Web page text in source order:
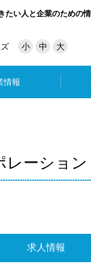
たい人と企業のための
小 中 大
情報
レーション
求人情報